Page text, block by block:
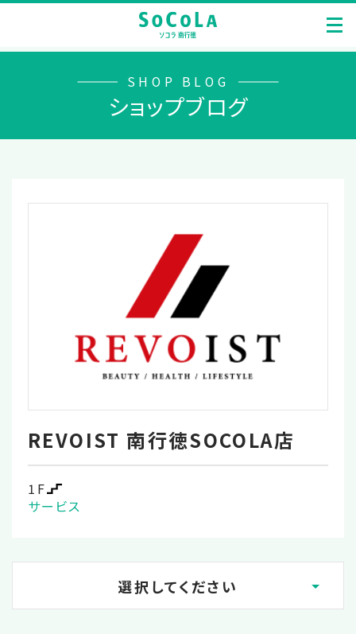
SHOP BLOG
ショップブログ
REVOIST 南行徳SOCOLA店
1F
サービス
選択してください